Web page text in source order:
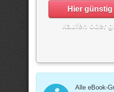
Hier
kaufen oder
Alle eBook-